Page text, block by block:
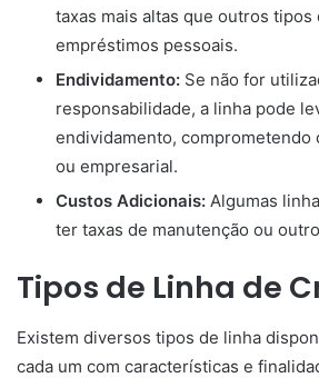
taxas mais altas que outros
empréstimos pessoais.
Endividamento: Se não for
responsabilidade, a linha pode
endividamento, comprometendo
ou empresarial.
Custos Adicionais: Algumas
ter taxas de manutenção ou
Tipos de Linha de
Existem diversos tipos de linha
cada um com características e